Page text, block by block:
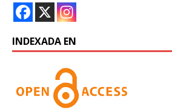
INDEXADA EN